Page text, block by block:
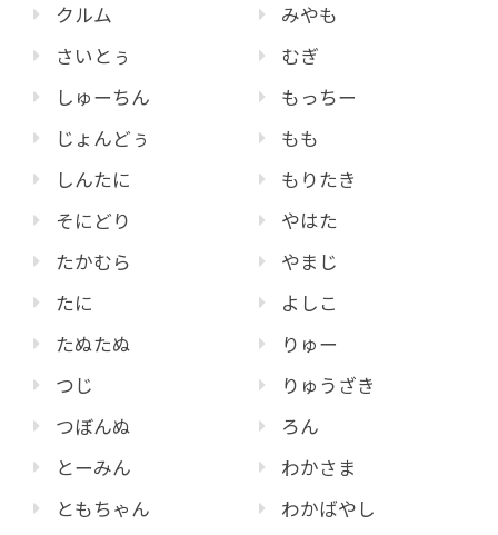
クルム
さいとぅ
しゅーちん
じょんどぅ
しんたに
そにどり
たかむら
たに
たぬたぬ
つじ
つぼんぬ
とーみん
ともちゃん
みやも
むぎ
もっちー
もも
もりたき
やはた
やまじ
よしこ
りゅー
りゅうざき
ろん
わかさま
わかばやし